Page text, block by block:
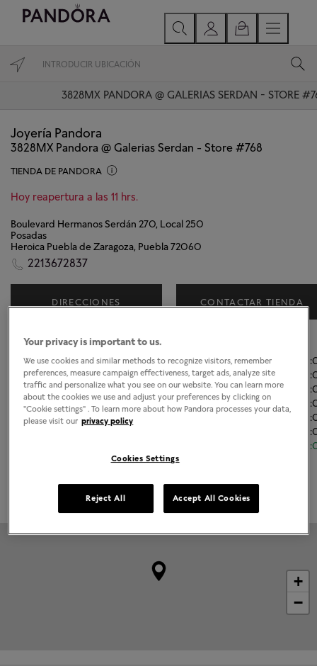
3828MX PANDORA @ GALERIAS SERDAN - STORE
Joyería Pandora
3828MX Pandora @ Galerias Serdan - Store #768
TIENDA DE PANDORA
Hoy reapertura a las 11 hrs.
Boulevard Hermanos Serdán 270, Local 250
Posadas
Heroica Puebla de Zaragoza, Puebla 72060
2213672837
DIRECCIONES CONTACTAR TIENDA
El horario de apertura
Lunes 11:00
Martes
11:00
Miércoles
11:00
Jueves
11:00
Viernes
11:00
Grabado disponible
+
−
Your privacy is important to us.
We use cookies and similar methods to recognize visitors, remember
preferences, measure campaign effectiveness, target ads, analyze site
traffic and personalize what you see on our website. You can learn more
about the cookies we use and adjust your preferences by clicking on
"Cookie settings" . To learn more about how Pandora processes your data,
please visit our privacy policy
Cookies Settings
Reject All Accept All Cookies